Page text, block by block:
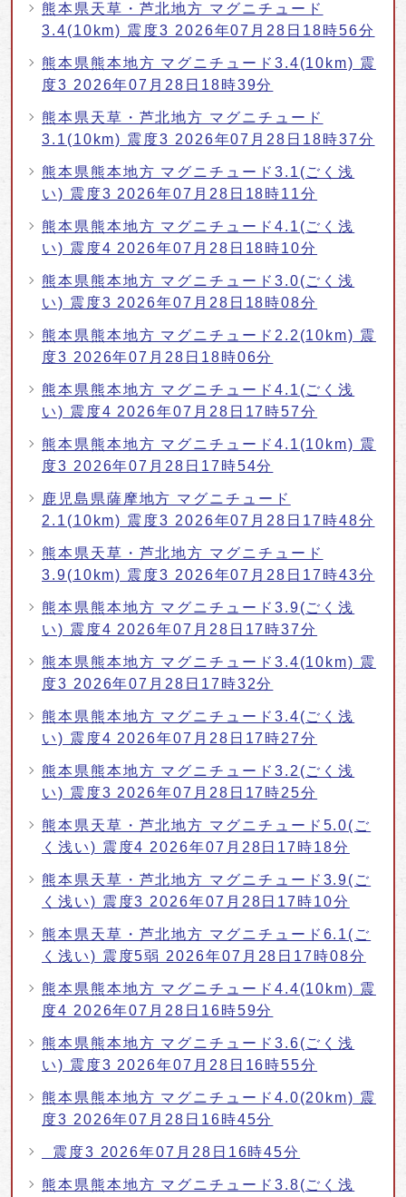
熊本県天草・芦北地方 マグニチュード
3.4(10km) 震度3 2026年07月28日18時56分
熊本県熊本地方 マグニチュード3.4(10km) 震
度3 2026年07月28日18時39分
熊本県天草・芦北地方 マグニチュード
3.1(10km) 震度3 2026年07月28日18時37分
熊本県熊本地方 マグニチュード3.1(ごく浅
い) 震度3 2026年07月28日18時11分
熊本県熊本地方 マグニチュード4.1(ごく浅
い) 震度4 2026年07月28日18時10分
熊本県熊本地方 マグニチュード3.0(ごく浅
い) 震度3 2026年07月28日18時08分
熊本県熊本地方 マグニチュード2.2(10km) 震
度3 2026年07月28日18時06分
熊本県熊本地方 マグニチュード4.1(ごく浅
い) 震度4 2026年07月28日17時57分
熊本県熊本地方 マグニチュード4.1(10km) 震
度3 2026年07月28日17時54分
鹿児島県薩摩地方 マグニチュード
2.1(10km) 震度3 2026年07月28日17時48分
熊本県天草・芦北地方 マグニチュード
3.9(10km) 震度3 2026年07月28日17時43分
熊本県熊本地方 マグニチュード3.9(ごく浅
い) 震度4 2026年07月28日17時37分
熊本県熊本地方 マグニチュード3.4(10km) 震
度3 2026年07月28日17時32分
熊本県熊本地方 マグニチュード3.4(ごく浅
い) 震度4 2026年07月28日17時27分
熊本県熊本地方 マグニチュード3.2(ごく浅
い) 震度3 2026年07月28日17時25分
熊本県天草・芦北地方 マグニチュード5.0(ご
く浅い) 震度4 2026年07月28日17時18分
熊本県天草・芦北地方 マグニチュード3.9(ご
く浅い) 震度3 2026年07月28日17時10分
熊本県天草・芦北地方 マグニチュード6.1(ご
く浅い) 震度5弱 2026年07月28日17時08分
熊本県熊本地方 マグニチュード4.4(10km) 震
度4 2026年07月28日16時59分
熊本県熊本地方 マグニチュード3.6(ごく浅
い) 震度3 2026年07月28日16時55分
熊本県熊本地方 マグニチュード4.0(20km) 震
度3 2026年07月28日16時45分
震度3 2026年07月28日16時45分
熊本県熊本地方 マグニチュード3.8(ごく浅